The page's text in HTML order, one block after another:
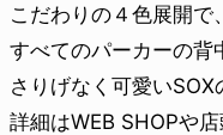
こだわりの４色展開で、
すべてのパーカーの背
さりげなく可愛い
詳細はWEB SHOPや